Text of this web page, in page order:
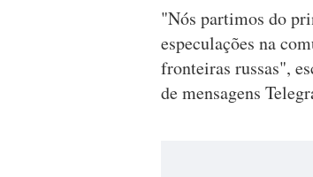
"Nós partimos do
especulações na
fronteiras russas",
de mensagens